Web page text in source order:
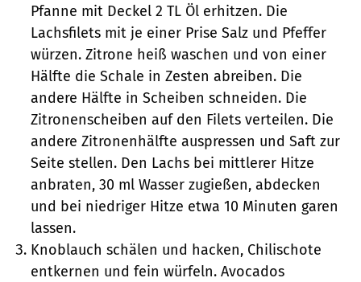
Pfanne mit Deckel 2 TL Öl erhitzen. Die
Lachsfilets mit je einer Prise Salz und Pfeffer
würzen. Zitrone heiß waschen und von einer
Hälfte die Schale in Zesten abreiben. Die
andere Hälfte in Scheiben schneiden. Die
Zitronenscheiben auf den Filets verteilen. Die
andere Zitronenhälfte auspressen und Saft zur
Seite stellen. Den Lachs bei mittlerer Hitze
anbraten, 30 ml Wasser zugießen, abdecken
und bei niedriger Hitze etwa 10 Minuten garen
lassen.
Knoblauch schälen und hacken, Chilischote
entkernen und fein würfeln. Avocados